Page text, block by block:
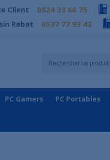
Client 0524 33 66 75
Rabat
0537 77 93 42
PC Gamers PC Portables